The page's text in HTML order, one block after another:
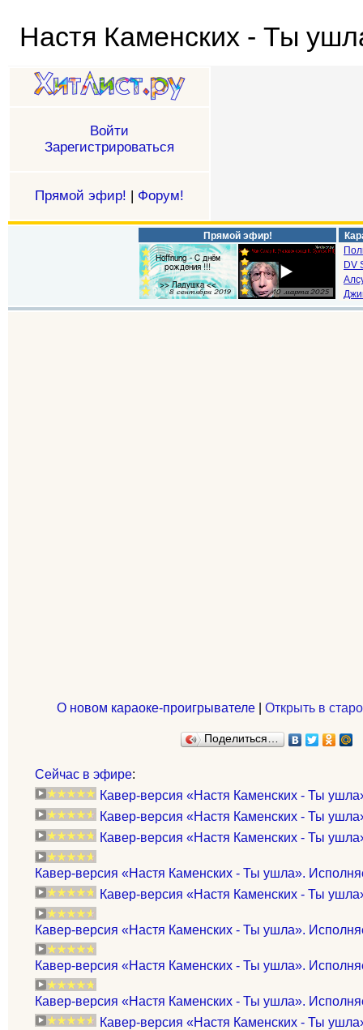
Настя Каменских - Ты
Войти
Зарегистрироваться
Прямой эфир! | Форум!
Прямой эфир!
DV
О новом караоке-проигрывателе| Открыть в
Поделиться…
Сейчас в эфире:
Кавер-версия «Настя Каменских - Ты
Кавер-версия «Настя Каменских - Ты
Кавер-версия «Настя Каменских - Ты
Кавер-версия «Настя Каменских - Ты ушла».
Кавер-версия «Настя Каменских - Ты
Кавер-версия «Настя Каменских - Ты ушла».
Кавер-версия «Настя Каменских - Ты ушла».
Кавер-версия «Настя Каменских - Ты ушла».
Кавер-версия «Настя Каменских - Ты